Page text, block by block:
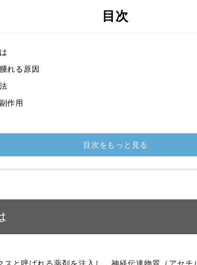
目次
れる原因
作用
目次をもっと見る
スと呼ばれる薬剤を注入し、神経伝達物質（アセ